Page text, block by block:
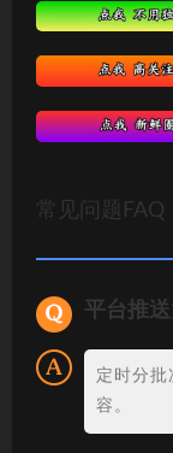
常见问题FAQ
平台推
定时分批
容。